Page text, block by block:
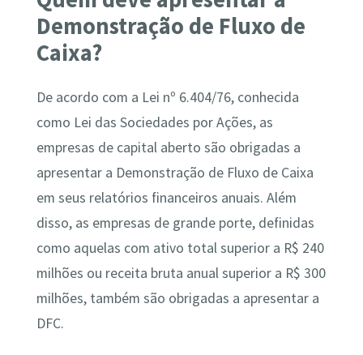
Demonstração de Fluxo de
Caixa?
De acordo com a Lei nº 6.404/76, conhecida
como Lei das Sociedades por Ações, as
empresas de capital aberto são obrigadas a
apresentar a Demonstração de Fluxo de Caixa
em seus relatórios financeiros anuais. Além
disso, as empresas de grande porte, definidas
como aquelas com ativo total superior a R$ 240
milhões ou receita bruta anual superior a R$ 300
milhões, também são obrigadas a apresentar a
DFC.